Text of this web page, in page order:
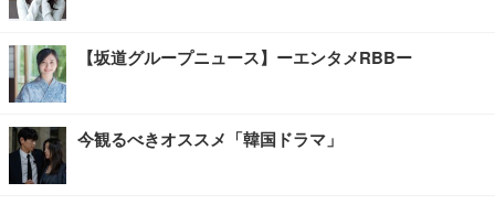
【坂道グループニュース】ーエンタメRBBー
今観るべきオススメ「韓国ドラマ」